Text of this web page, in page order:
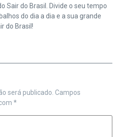
Sair do Brasil. Divide o seu tempo
do dia a dia e a sua grande
do Brasil!
será publicado. Campos
*